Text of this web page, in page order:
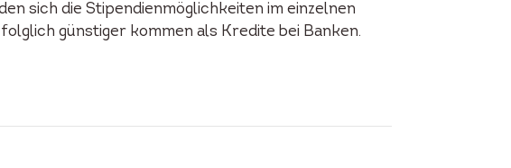
sich die Stipendienmöglichkeiten im einzelnen
günstiger kommen als Kredite bei Banken.